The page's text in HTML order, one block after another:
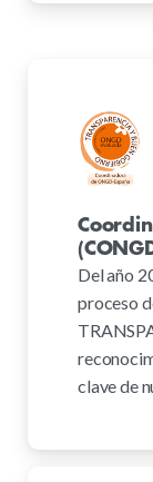
Del año
proceso
clave de